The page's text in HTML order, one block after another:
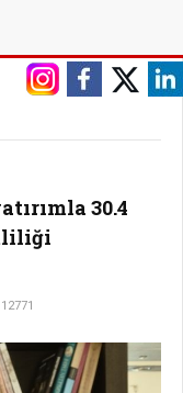
30.4